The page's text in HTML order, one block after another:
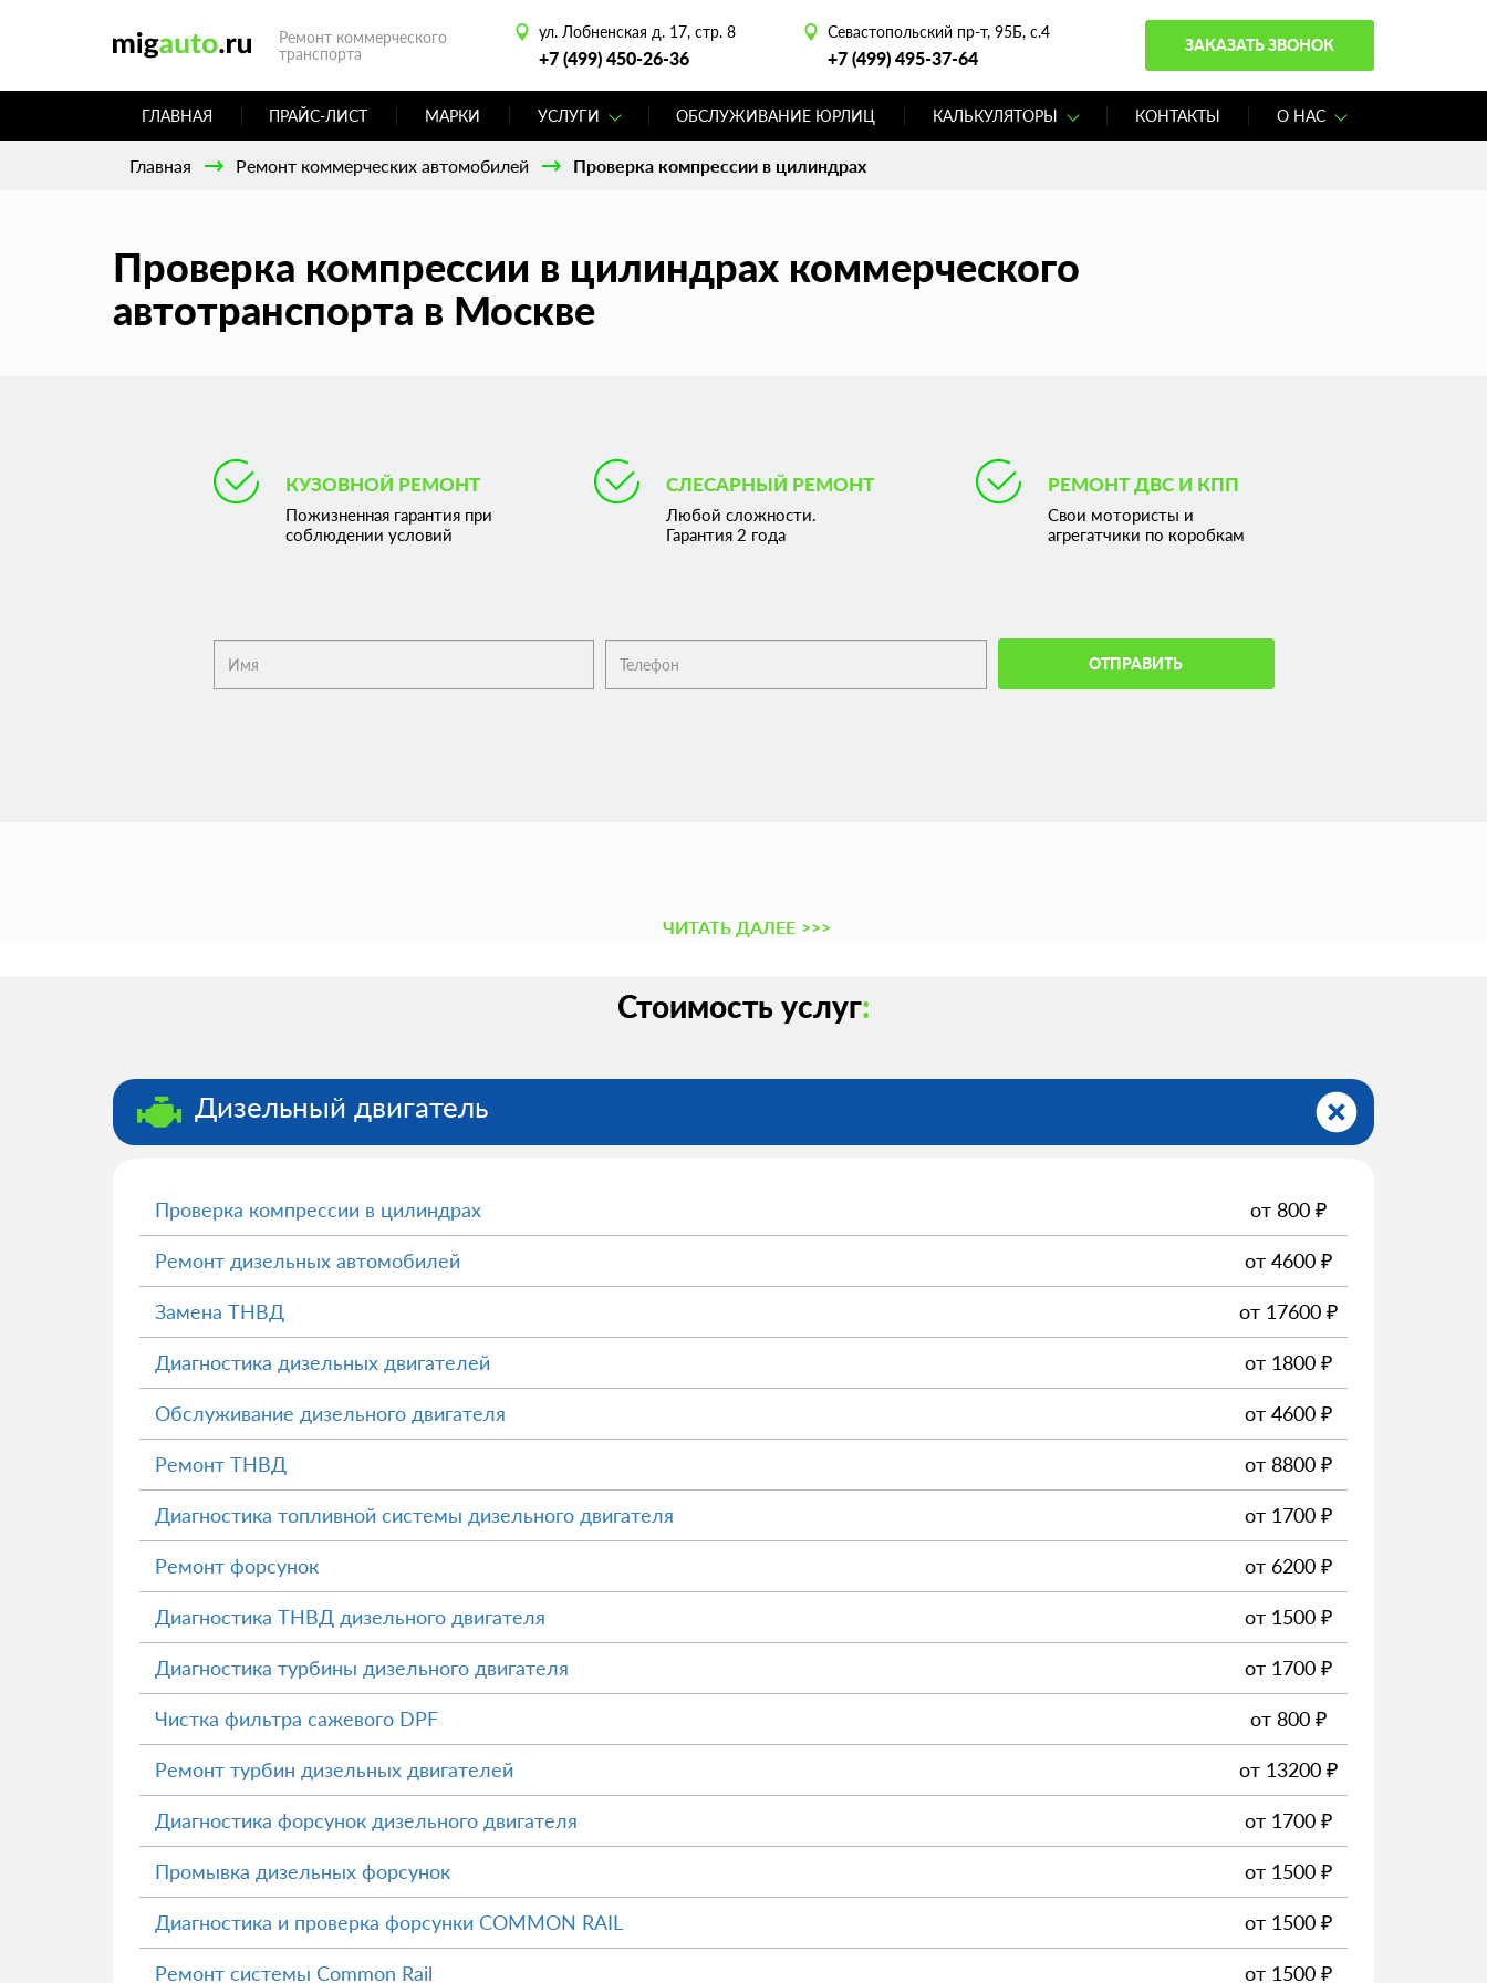
Ремонт коммерческого
транспорта
ул. Лобненская д. 17, стр. 8
+7 (499) 450-26-36
Севастопольский пр-т, 95Б, с.4
+7 (499) 495-37-64
ЗАКАЗАТЬ ЗВОНОК
ГЛАВНАЯ ПРАЙС-ЛИСТ МАРКИ УСЛУГИ ОБСЛУЖИВАНИЕ ЮРЛИЦ КАЛЬКУЛЯТОРЫ КОНТАКТЫ О НАС
Главная Ремонт коммерческих автомобилей Проверка компрессии в цилиндрах
Проверка компрессии в цилиндрах коммерческого
автотранспорта в Москве
КУЗОВНОЙ РЕМОНТ
Пожизненная гарантия при
соблюдении условий
СЛЕСАРНЫЙ РЕМОНТ
Любой сложности.
Гарантия 2 года
РЕМОНТ ДВС И КПП
Свои мотористы и
агрегатчики по коробкам
ОТПРАВИТЬ
ЧИТАТЬ ДАЛЕЕ >>>
Стоимость услуг:
Дизельный двигатель
Проверка компрессии в цилиндрах от 800 ₽
Ремонт дизельных автомобилей от 4600 ₽
Замена ТНВД от 17600 ₽
Диагностика дизельных двигателей от 1800 ₽
Обслуживание дизельного двигателя от 4600 ₽
Ремонт ТНВД от 8800 ₽
Диагностика топливной системы дизельного двигателя от 1700 ₽
Ремонт форсунок от 6200 ₽
Диагностика ТНВД дизельного двигателя от 1500 ₽
Диагностика турбины дизельного двигателя от 1700 ₽
Чистка фильтра сажевого DPF от 800 ₽
Ремонт турбин дизельных двигателей от 13200 ₽
Диагностика форсунок дизельного двигателя от 1700 ₽
Промывка дизельных форсунок от 1500 ₽
Диагностика и проверка форсунки COMMON RAIL от 1500 ₽
Ремонт системы Common Rail от 1500 ₽